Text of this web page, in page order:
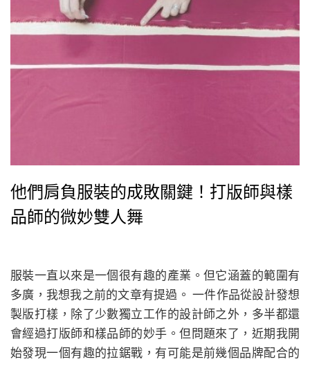
他們肩負服裝的成敗關鍵！打版師與樣
品師的微妙雙人舞
服裝一直以來是一個很有趣的產業。但它涵蓋的範圍有
多廣，我想我之前的文章有提過。 一件作品從設計發想
製版打樣，除了少數獨立工作的設計師之外，多半都還
會經過打版師和樣品師的妙手。但問題來了，近期我開
始發現一個有趣的拉鋸戰，有可能是前幾個品牌配合的